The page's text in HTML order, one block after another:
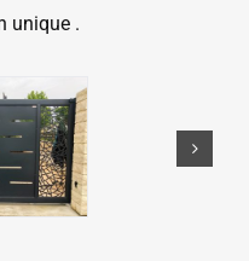
unique .